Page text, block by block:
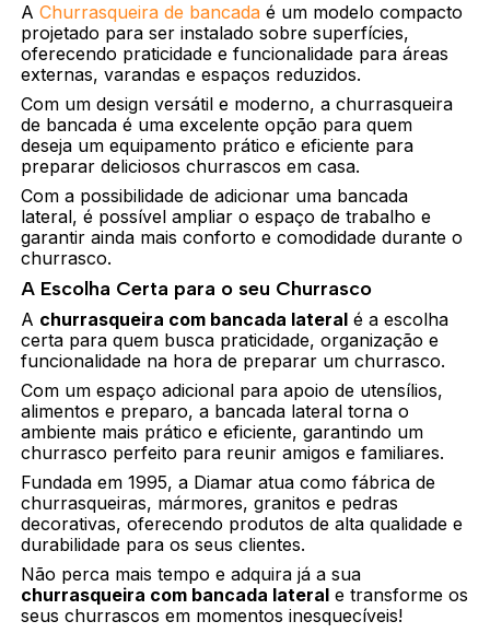
AChurrasqueira de bancada é um modelo compacto
projetado para ser instalado sobre superfícies,
oferecendo praticidade e funcionalidade para áreas
externas, varandas e espaços reduzidos.
Com um design versátil e moderno, a churrasqueira
de bancada é uma excelente opção para quem
deseja um equipamento prático e eficiente para
preparar deliciosos churrascos em casa.
Com a possibilidade de adicionar uma bancada
lateral, é possível ampliar o espaço de trabalho e
garantir ainda mais conforto e comodidade durante o
churrasco.
A Escolha Certa para o seu Churrasco
A churrasqueira com bancada lateral é a escolha
certa para quem busca praticidade, organização e
funcionalidade na hora de preparar um churrasco.
Com um espaço adicional para apoio de utensílios,
alimentos e preparo, a bancada lateral torna o
ambiente mais prático e eficiente, garantindo um
churrasco perfeito para reunir amigos e familiares.
Fundada em 1995, a Diamar atua como fábrica de
churrasqueiras, mármores, granitos e pedras
decorativas, oferecendo produtos de alta qualidade e
durabilidade para os seus clientes.
Não perca mais tempo e adquira já a sua
churrasqueira com bancada lateral e transforme os
seus churrascos em momentos inesquecíveis!